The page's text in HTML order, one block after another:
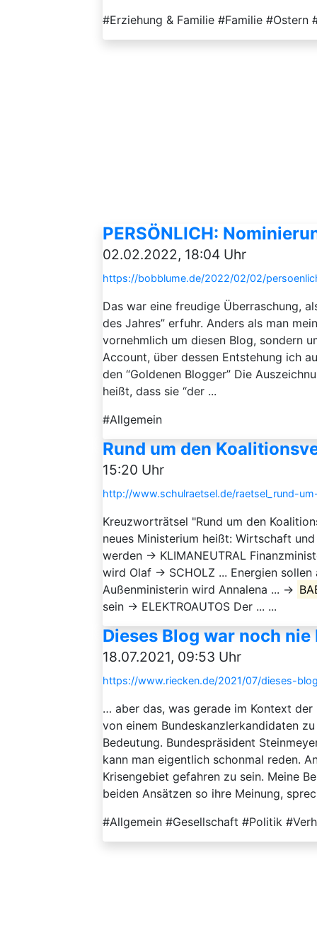
#Erziehung & Familie #Familie #Ostern
PERSÖNLICH:
02.02.2022, 18:04 Uhr
https://bobblume.de/2022/02/02/
Das war eine freudige Überraschung,
des Jahres” erfuhr. Anders als man
vornehmlich um diesen Blog, sondern
Account, über dessen Entstehung ich
den “Goldenen Blogger” Die
heißt, dass sie “der ...
#Allgemein
Rund um den
15:20 Uhr
http://www.schulraetsel.de/raetsel_rund-
Kreuzworträtsel "Rund um den
neues Ministerium heißt: Wirtschaft
werden → KLIMANEUTRAL
wird Olaf → SCHOLZ ... Energien sollen
Außenministerin wird Annalena ... →
sein → ELEKTROAUTOS Der ... ...
Dieses Blog war noch
18.07.2021, 09:53 Uhr
https://www.riecken.de/2021/07/dieses-
… aber das, was gerade im Kontext
von einem Bundeskanzlerkandidaten
Bedeutung. Bundespräsident
kann man eigentlich schonmal reden.
Krisengebiet gefahren zu sein. Meine
beiden Ansätzen so ihre Meinung,
#Allgemein #Gesellschaft #Politik